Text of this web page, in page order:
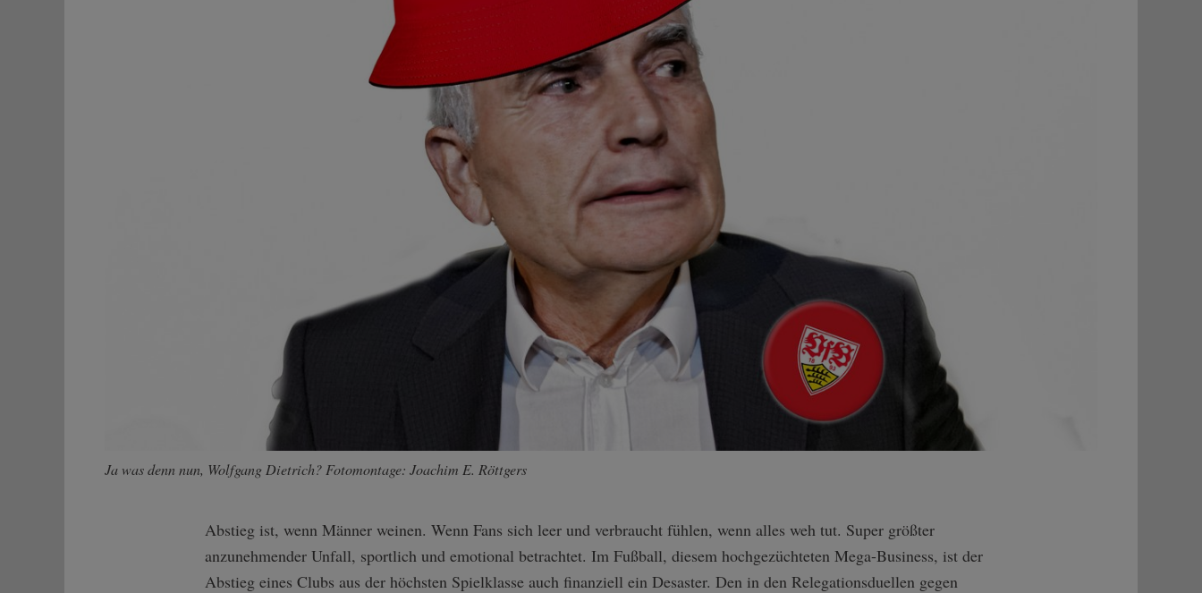
Ja was denn nun, Wolfgang Dietrich? Fotomontage: Joachim E. Röttgers
Abstieg ist, wenn Männer weinen. Wenn Fans sich leer und verbraucht fühlen, wenn alles weh tut. Super größter
anzunehmender Unfall, sportlich und emotional betrachtet. Im Fußball, diesem hochgezüchteten Mega-Business, ist der
Abstieg eines Clubs aus der höchsten Spielklasse auch finanziell ein Desaster. Den in den Relegationsduellen gegen